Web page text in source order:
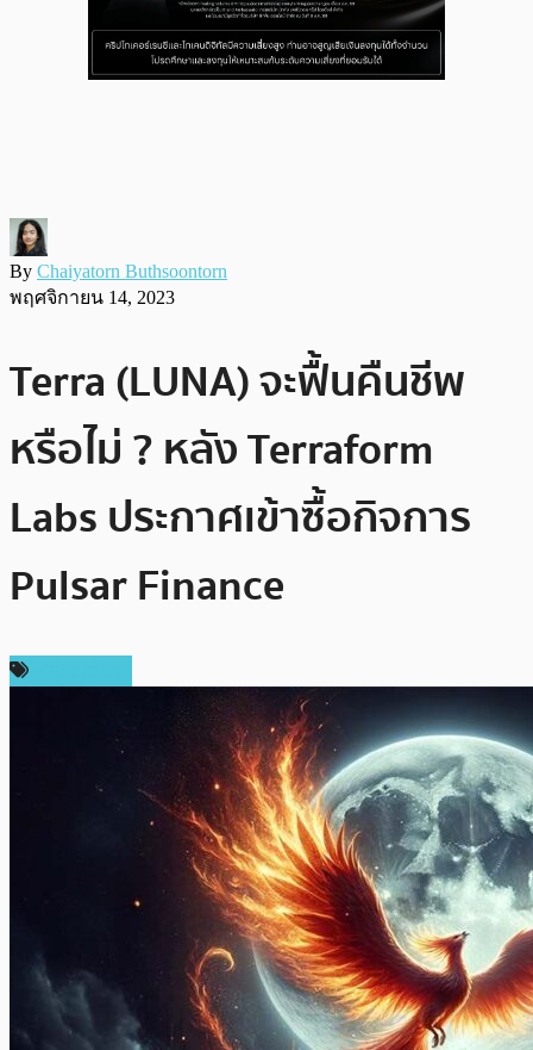
By Chaiyatorn Buthsoontorn
พฤศจิกายน 14, 2023
Terra (LUNA) จะฟื้นคืนชีพ
หรือไม่ ? หลัง Terraform
Labs ประกาศเข้าซื้อกิจการ
Pulsar Finance